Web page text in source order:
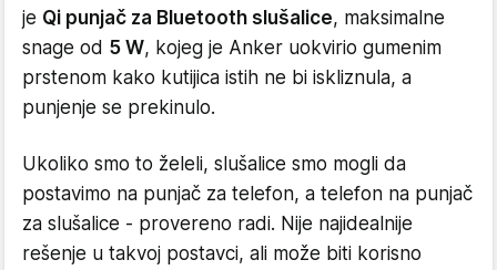
je Qi punjač za Bluetooth slušalice, maksimalne
snage od 5 W, kojeg je Anker uokvirio gumenim
prstenom kako kutijica istih ne bi iskliznula, a
punjenje se prekinulo.
Ukoliko smo to želeli, slušalice smo mogli da
postavimo na punjač za telefon, a telefon na punjač
za slušalice - provereno radi. Nije najidealnije
rešenje u takvoj postavci, ali može biti korisno